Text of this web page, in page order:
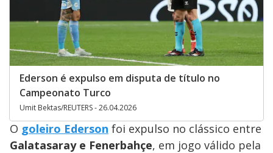
Ederson é expulso em disputa de título no
Campeonato Turco
Umit Bektas/REUTERS - 26.04.2026
O goleiro Ederson foi expulso no clássico entre
Galatasaray e Fenerbahçe, em jogo válido pela